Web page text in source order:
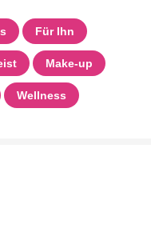
Für Ihn
Make-up
Wellness